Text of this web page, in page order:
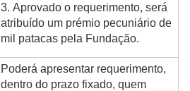
3. Aprovado o requerimento, será
atribuído um prémio pecuniário de
mil patacas pela Fundação.
Poderá apresentar requerimento,
dentro do prazo fixado, quem